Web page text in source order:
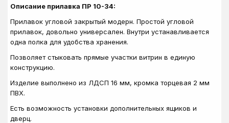
Описание прилавка ПР 10-34:
Прилавок угловой закрытый модерн. Простой угловой
прилавок, довольно универсален. Внутри устанавливается
одна полка для удобства хранения.
Позволяет стыковать прямые участки витрин в единую
конструкцию.
Изделие выполнено из ЛДСП 16 мм, кромка торцевая 2 мм
ПВХ.
Есть возможность установки дополнительных ящиков и
дверц.